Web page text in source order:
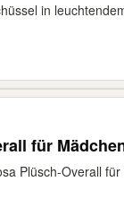
in
für
Plüsch-Overall